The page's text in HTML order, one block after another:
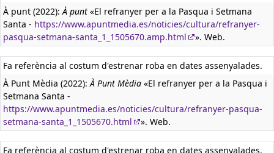
À punt (2022):À punt «El refranyer per a la Pasqua i Setmana
Santa - https://www.apuntmedia.es/noticies/cultura/refranyer-
pasqua-setmana-santa_1_1505670.amp.html
». Web.
Fa referència al costum d'estrenar roba en dates assenyalades.
À Punt Mèdia (2022):À Punt Mèdia «El refranyer per a la Pasqua i
Setmana Santa -
https://www.apuntmedia.es/noticies/cultura/refranyer-pasqua-
setmana-santa_1_1505670.html
». Web.
Fa referència al costum d'estrenar roba en dates assenyalades.